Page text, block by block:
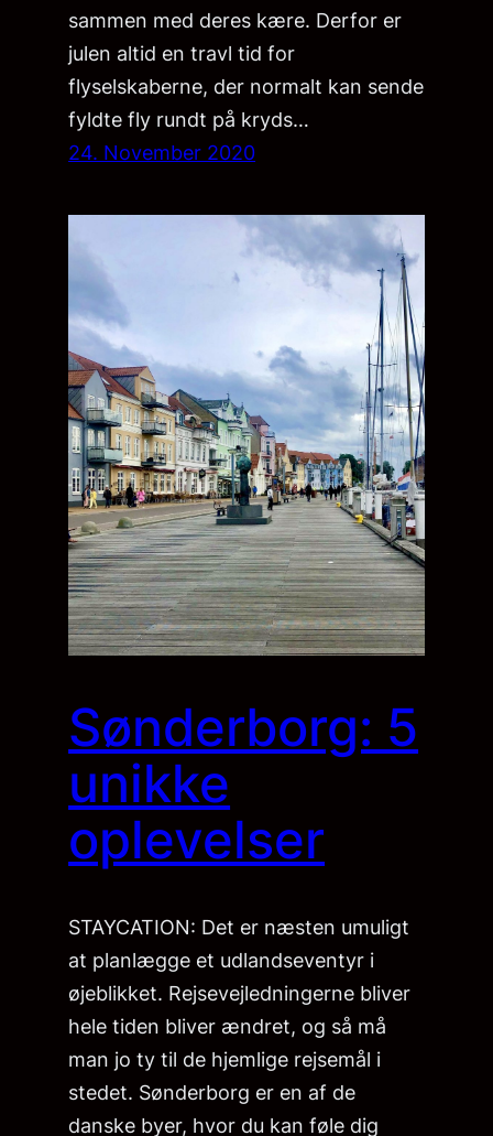
sammen med deres kære. Derfor er
julen altid en travl tid for
flyselskaberne, der normalt kan sende
fyldte fly rundt på kryds…
24. November 2020
Sønderborg: 5
unikke
oplevelser
STAYCATION: Det er næsten umuligt
at planlægge et udlandseventyr i
øjeblikket. Rejsevejledningerne bliver
hele tiden bliver ændret, og så må
man jo ty til de hjemlige rejsemål i
stedet. Sønderborg er en af de
danske byer, hvor du kan føle dig